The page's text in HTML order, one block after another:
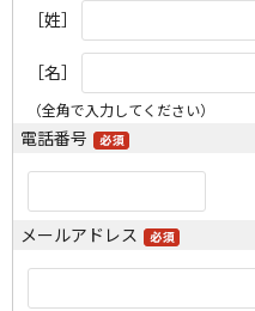
［姓］
［名］
（全角で入力してください）
電話番号
メールアドレス